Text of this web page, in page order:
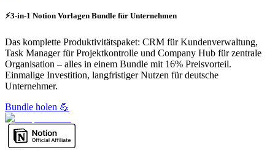
⚡3-in-1 Notion Vorlagen Bundle für Unternehmen
Das komplette Produktivitätspaket: CRM für Kundenverwaltung,
Task Manager für Projektkontrolle und Company Hub für zentrale
Organisation – alles in einem Bundle mit 16% Preisvorteil.
Einmalige Investition, langfristiger Nutzen für deutsche
Unternehmer.
Bundle holen 💪